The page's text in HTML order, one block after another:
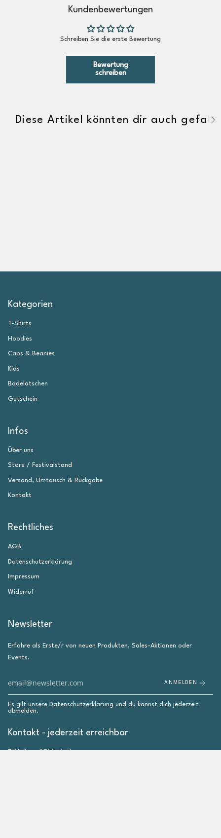
Kundenbewertungen
Schreiben Sie die erste Bewertung
Bewertung
schreiben
Diese Artikel könnten dir auch
Kategorien
T-Shirts
Hoodies
Caps & Beanies
Kids
Badelatschen
Gutschein
Infos
Über uns
Store / Festivalstand
Versand, Umtausch & Rückgabe
Kontakt
Rechtliches
AGB
Datenschutzerklärung
Impressum
Widerruf
Newsletter
Erfahre als Erste/r von neuen Produkten, Sales-Aktionen oder
Events.
ANMELDEN
Es gilt unsere Datenschutzerklärung und du kannst dich jederzeit
abmelden.
Kontakt - jederzeit erreichbar
E-Mail: mail@irieginal.com